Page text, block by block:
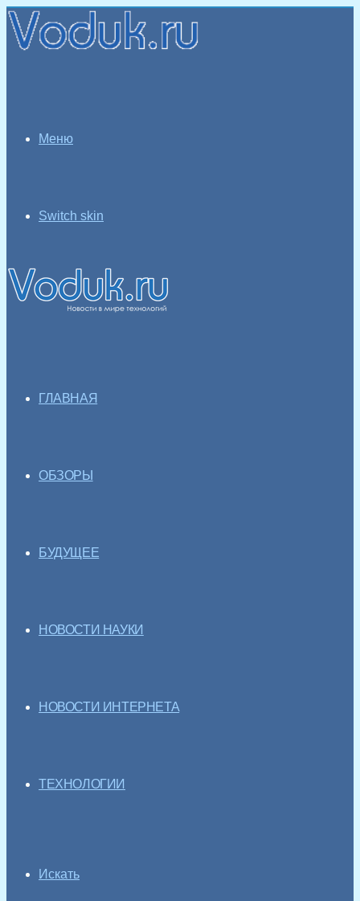
Меню
Switch skin
ГЛАВНАЯ
ОБЗОРЫ
БУДУЩЕЕ
НОВОСТИ НАУКИ
НОВОСТИ ИНТЕРНЕТА
ТЕХНОЛОГИИ
Искать